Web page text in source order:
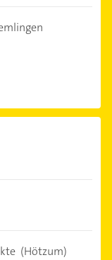
(Hötzum)